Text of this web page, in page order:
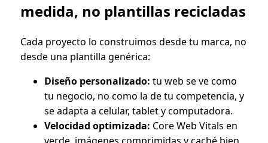
medida, no plantillas recicladas
Cada proyecto lo construimos desde tu marca, no
desde una plantilla genérica:
Diseño personalizado: tu web se ve como
tu negocio, no como la de tu competencia, y
se adapta a celular, tablet y computadora.
Velocidad optimizada: Core Web Vitals en
verde, imágenes comprimidas y caché bien